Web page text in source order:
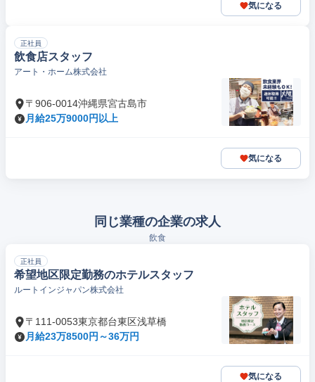
気になる
正社員
飲食店スタッフ
アート・ホーム株式会社
〒906-0014沖縄県宮古島市
月給25万9000円以上
気になる
同じ業種の企業の求人
飲食
正社員
希望地区限定勤務のホテルスタッフ
ルートインジャパン株式会社
〒111-0053東京都台東区浅草橋
月給23万8500円～36万円
気になる